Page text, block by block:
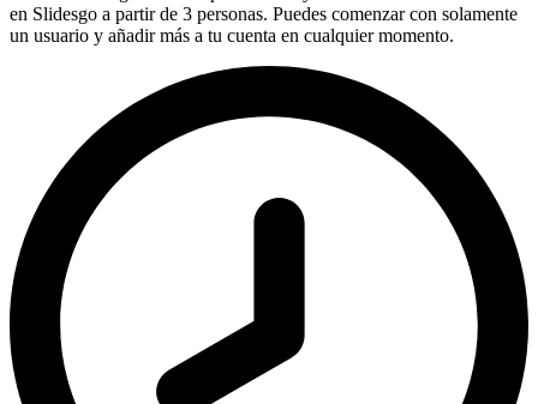
en Slidesgo a partir de 3 personas. Puedes comenzar con solamente
un usuario y añadir más a tu cuenta en cualquier momento.